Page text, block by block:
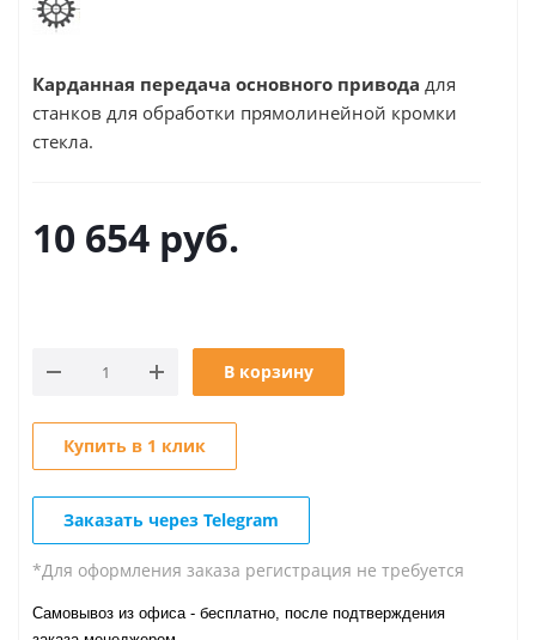
Карданная передача основного привода для
станков для обработки прямолинейной кромки
стекла.
10 654 руб.
В корзину
Купить в 1 клик
Заказать через Telegram
*Для оформления заказа регистрация не требуется
Самовывоз из офиса - бесплатно, после подтверждения